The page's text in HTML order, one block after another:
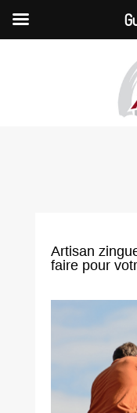
Artisan
faire pour